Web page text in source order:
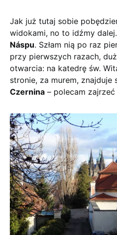
Jak już tutaj sobie
widokami, no to idźmy
Náspu. Szłam nią po raz
przy pierwszych razach,
otwarcia: na katedrę św.
stronie, za murem, znajduje
Czernina – polecam